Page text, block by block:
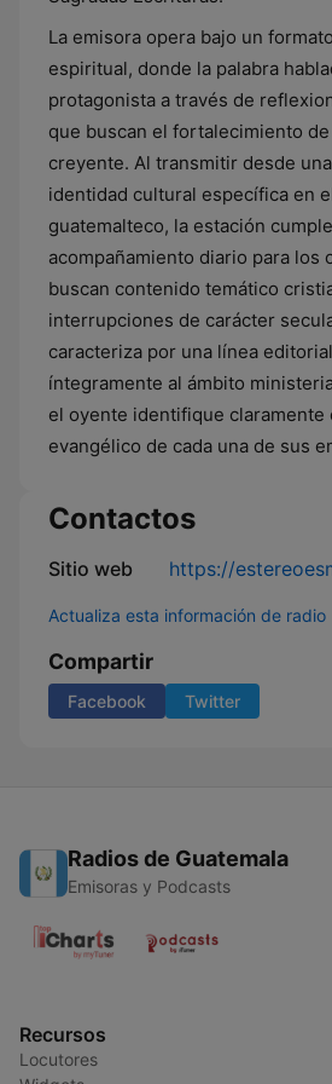
La emisora opera bajo un
espiritual, donde la palabra
protagonista a través de
que buscan el fortalecimiento
creyente. Al transmitir desde
identidad cultural específica en
guatemalteco, la estación
acompañamiento diario para los
buscan contenido temático
interrupciones de carácter
caracteriza por una línea
íntegramente al ámbito
el oyente identifique claramente
evangélico de cada una de sus
Contactos
Sitio web https://
Actualiza esta información de radio
Compartir
Facebook Twitter
Radios de Guatemala
Emisoras y Podcasts
Recursos
Locutores